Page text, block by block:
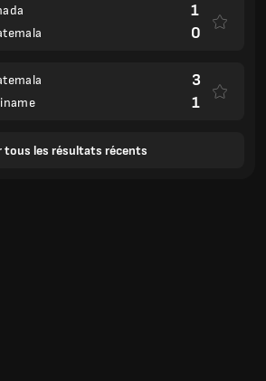
1
0
3
1
tous les résultats récents